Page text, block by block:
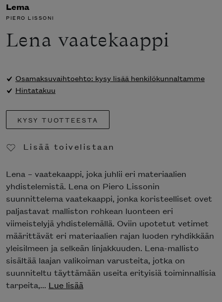
Lema
PIERO LISSONI
Lena vaatekaappi
Osamaksuvaihtoehto: kysy lisää henkilökunnaltamme
Hintatakuu
KYSY TUOTTEESTA
Lisää toivelistaan
Lena – vaatekaappi, joka juhlii eri materiaalien
yhdistelemistä. Lena on Piero Lissonin
suunnittelema vaatekaappi, jonka koristeelliset ovet
paljastavat malliston rohkean luonteen eri
viimeistelyjä yhdistelemällä. Oviin upotetut vetimet
määrittävät eri materiaalien rajan luoden ryhdikkään
yleisilmeen ja selkeän linjakkuuden. Lena-mallisto
sisältää laajan valikoiman varusteita, jotka on
suunniteltu täyttämään useita erityisiä toiminnallisia
tarpeita,... Lue lisää